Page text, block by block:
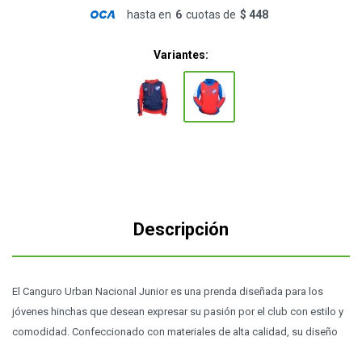
hasta en 6 cuotas de $ 448
Variantes:
Descripción
El Canguro Urban Nacional Junior es una prenda diseñada para los
jóvenes hinchas que desean expresar su pasión por el club con estilo y
comodidad. Confeccionado con materiales de alta calidad, su diseño